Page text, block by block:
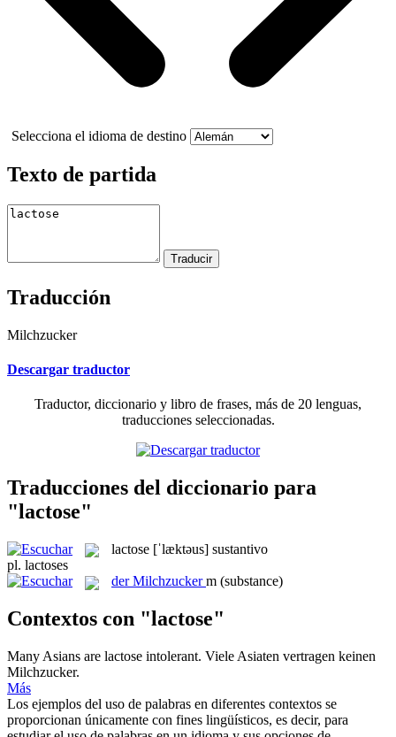
Selecciona el idioma de destino
Texto de partida
Traducción
Milchzucker
Descargar traductor
Traductor, diccionario y libro de frases, más de 20 lenguas,
traducciones seleccionadas.
Traducciones del diccionario para
"lactose"
lactose [ˈlæktəus] sustantivo
pl. lactoses
derMilchzucker m (substance)
Contextos con "lactose"
Many Asians are lactose intolerant. Viele Asiaten vertragen keinen
Milchzucker.
Más
Los ejemplos del uso de palabras en diferentes contextos se
proporcionan únicamente con fines lingüísticos, es decir, para